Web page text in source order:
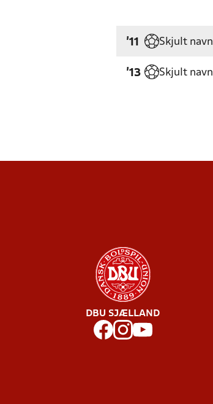
'11 Skjult navn
'13 Skjult navn
DBU SJÆLLAND